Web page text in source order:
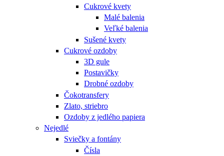
Cukrové kvety
Malé balenia
Veľké balenia
Sušené kvety
Cukrové ozdoby
3D gule
Postavičky
Drobné ozdoby
Čokotransfery
Zlato, striebro
Ozdoby z jedlého papiera
Nejedlé
Sviečky a fontány
Čísla